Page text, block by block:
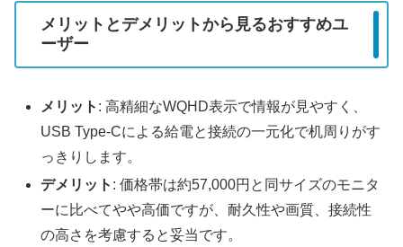
メリットとデメリットから見るおすすめユ
ーザー
メリット : 高精細なWQHD表示で情報が見やすく、
USB Type-Cによる給電と接続の一元化で机周りがす
っきりします。
デメリット : 価格帯は約57,000円と同サイズのモニタ
ーに比べてやや高価ですが、耐久性や画質、接続性
の高さを考慮すると妥当です。